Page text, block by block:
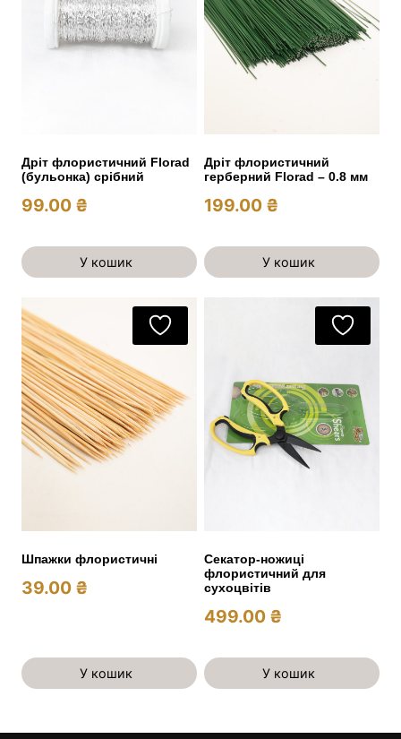
Дріт флористичний Florad
(бульонка) срібний
99.00 ₴
У кошик
Дріт флористичний
герберний Florad – 0.8 мм
199.00 ₴
У кошик
Шпажки флористичні
39.00 ₴
У кошик
Секатор-ножиці
флористичний для
сухоцвітів
499.00 ₴
У кошик